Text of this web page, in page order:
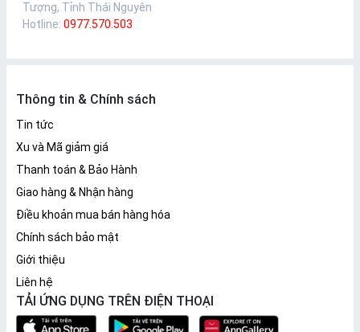
Tượng, Tỉnh Thái Nguyên
Hotline: 0977.570.503
Thông tin & Chính sách
Tin tức
Xu và Mã giảm giá
Thanh toán & Bảo Hành
Giao hàng & Nhận hàng
Điều khoản mua bán hàng hóa
Chính sách bảo mật
Giới thiệu
Liên hệ
TẢI ỨNG DỤNG TRÊN ĐIỆN THOẠI